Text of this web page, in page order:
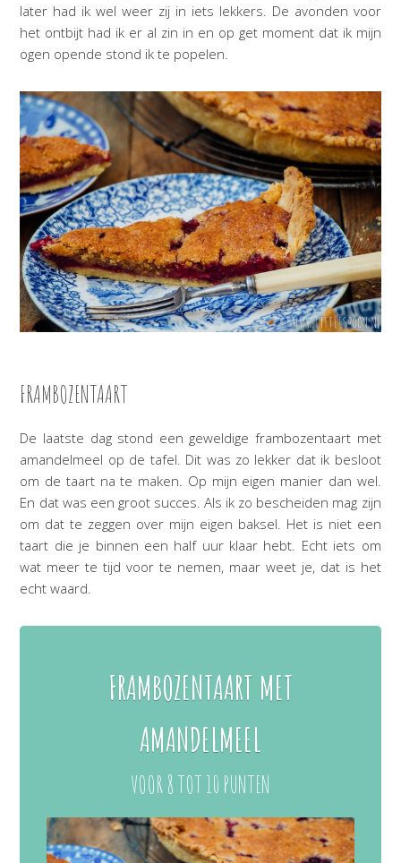
later had ik wel weer zij in iets lekkers. De avonden voor
het ontbijt had ik er al zin in en op get moment dat ik mijn
ogen opende stond ik te popelen.
FRAMBOZENTAART
De laatste dag stond een geweldige frambozentaart met
amandelmeel op de tafel. Dit was zo lekker dat ik besloot
om de taart na te maken. Op mijn eigen manier dan wel.
En dat was een groot succes. Als ik zo bescheiden mag zijn
om dat te zeggen over mijn eigen baksel. Het is niet een
taart die je binnen een half uur klaar hebt. Echt iets om
wat meer te tijd voor te nemen, maar weet je, dat is het
echt waard.
FRAMBOZENTAART MET
AMANDELMEEL
VOOR 8 TOT 10 PUNTEN